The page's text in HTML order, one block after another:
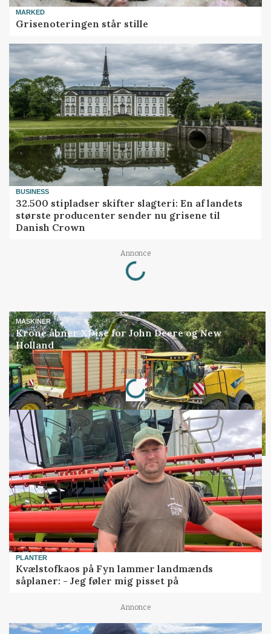
MARKED
Grisenoteringen står stille
BUSINESS
32.500 stipladser skifter slagteri: En af landets
største producenter sender nu grisene til
Danish Crown
Annonce
Loading...
MASKINER
Krone åbner XDisc for John Deere og New
Holland
Annonce
Loading...
PLANTER
Kvælstofkaos på Fyn lammer landmænds
såplaner: - Jeg føler mig pisset på
Annonce